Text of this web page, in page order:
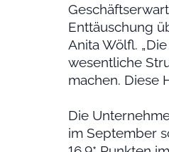
Enttäuschung
Anita Wölfl.
wesentliche
machen. Diese
Die
im September